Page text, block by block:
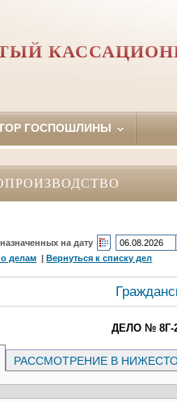
ГОСПОШЛИНЫ
на дату
делам |Вернуться к списку дел
ДЕЛО № 8Г-
РАССМОТРЕНИЕ В